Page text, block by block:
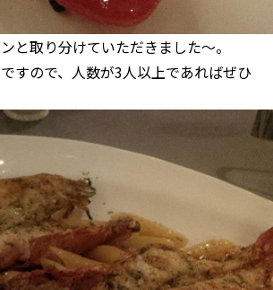
と取り分けていただきました～。
すので、人数が3人以上であればぜひ